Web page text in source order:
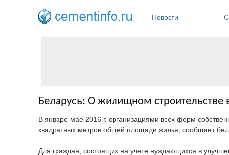
Новости
Беларусь: О жилищном строительстве
В январе-мае 2016 г. организациями всех форм
квадратных метров общей площади жилья, сообщает
Для граждан, состоящих на учете нуждающихся в